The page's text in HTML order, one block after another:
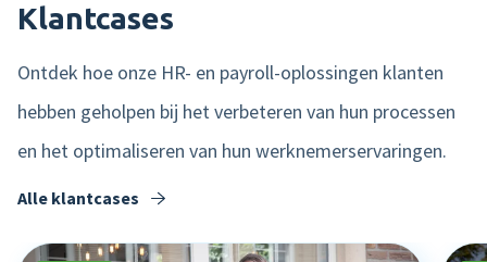
Klantcases
Ontdek hoe onze HR- en payroll-oplossingen klanten
hebben geholpen bij het verbeteren van hun processen
en het optimaliseren van hun werknemerservaringen.
Alle klantcases